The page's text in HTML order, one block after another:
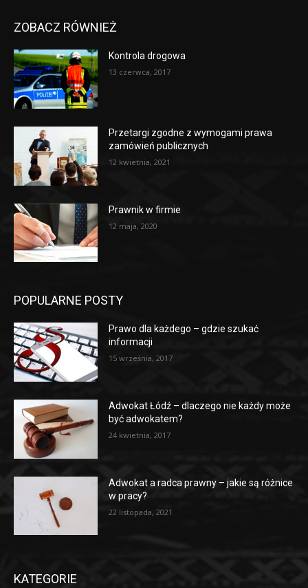
ZOBACZ RÓWNIEŻ
Kontrola drogowa
13 czerwca, 2017
Przetargi zgodne z wymogami prawa
zamówień publicznych
12 kwietnia, 2021
Prawnik w firmie
12 maja, 2020
POPULARNE POSTY
Prawo dla każdego – gdzie szukać
informacji
15 września, 2017
Adwokat Łódź – dlaczego nie każdy może
być adwokatem?
24 kwietnia, 2017
Adwokat a radca prawny – jakie są różnice
w pracy?
22 listopada, 2021
KATEGORIE